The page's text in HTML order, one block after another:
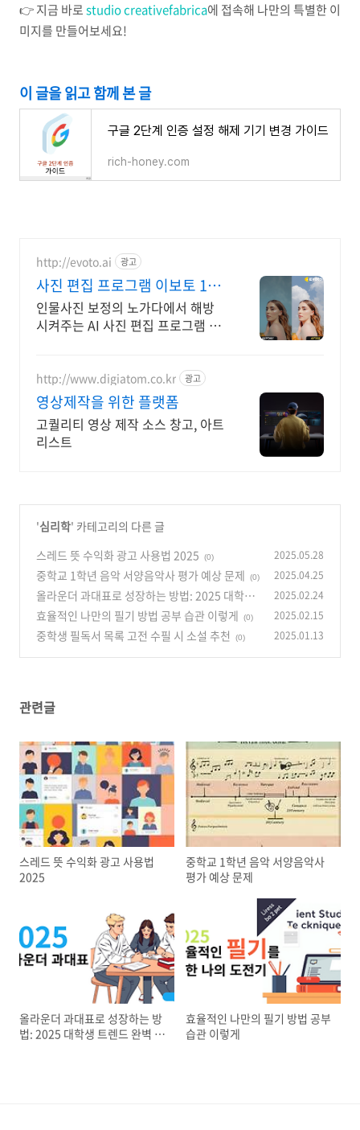
👉 지금 바로studio creativefabrica에 접속해 나만의 특별한 이
미지를 만들어보세요!
이 글을 읽고 함께 본 글
구글 2단계 인증 설정 해제 기기 변경 가이드
rich-honey.com
http://evoto.ai 광고
사진 편집 프로그램 이보토 10
배 빨라진 편집 속도
인물사진 보정의 노가다에서 해방
시켜주는 AI 사진 편집 프로그램 AI
http://www.digiatom.co.kr 광고
영상제작을 위한 플랫폼
고퀄리티 영상 제작 소스 창고, 아트
리스트
'심리학' 카테고리의 다른 글
스레드 뜻 수익화 광고 사용법 2025
(0) 2025.05.28
중학교 1학년 음악 서양음악사 평가 예상 문제 (0) 2025.04.25
올라운더 과대표로 성장하는 방법: 2025 대학생
트렌드 완벽 가이드
(0)
2025.02.24
효율적인 나만의 필기 방법 공부 습관 이렇게 (0) 2025.02.15
중학생 필독서 목록 고전 수필 시 소설 추천 (0) 2025.01.13
관련글
스레드 뜻 수익화 광고 사용법
2025
중학교 1학년 음악 서양음악사
평가 예상 문제
올라운더 과대표로 성장하는 방
법: 2025 대학생 트렌드 완벽 가
효율적인 나만의 필기 방법 공부
습관 이렇게